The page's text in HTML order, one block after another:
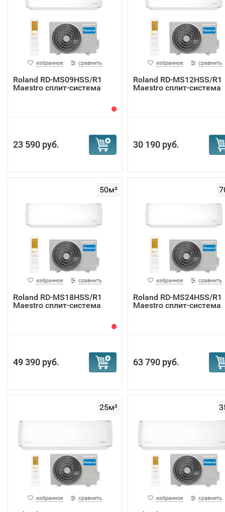
избранное сравнить
Roland RD-MS09HSS/R1
Maestro сплит-система
23 590 руб.
избранное сравнить
Roland RD-MS12HSS/R1
Maestro сплит-система
30 190 руб.
50м²
избранное сравнить
Roland RD-MS18HSS/R1
Maestro сплит-система
49 390 руб.
избранное сравнить
Roland RD-MS24HSS/R1
Maestro сплит-система
63 790 руб.
25м²
избранное сравнить избранное сравнить